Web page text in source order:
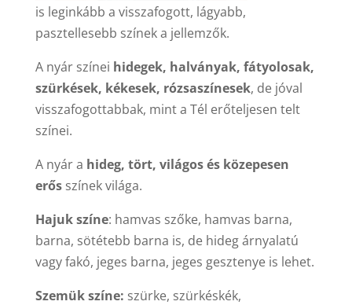
is leginkább a visszafogott, lágyabb,
pasztellesebb színek a jellemzők.
A nyár színei hidegek, halványak, fátyolosak,
szürkések, kékesek, rózsaszínesek, de jóval
visszafogottabbak, mint a Tél erőteljesen telt
színei.
A nyár a hideg, tört, világos és közepesen
erősszínek világa.
Hajuk színe: hamvas szőke, hamvas barna,
barna, sötétebb barna is, de hideg árnyalatú
vagy fakó, jeges barna, jeges gesztenye is lehet.
Szemük színe: szürke, szürkéskék,